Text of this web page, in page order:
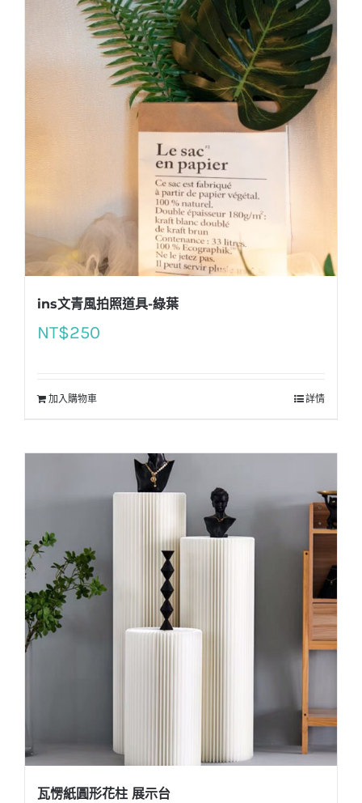
ins文青風拍照道具-綠葉
NT$250
加入購物車 詳情
瓦愣紙圓形花柱 展示台